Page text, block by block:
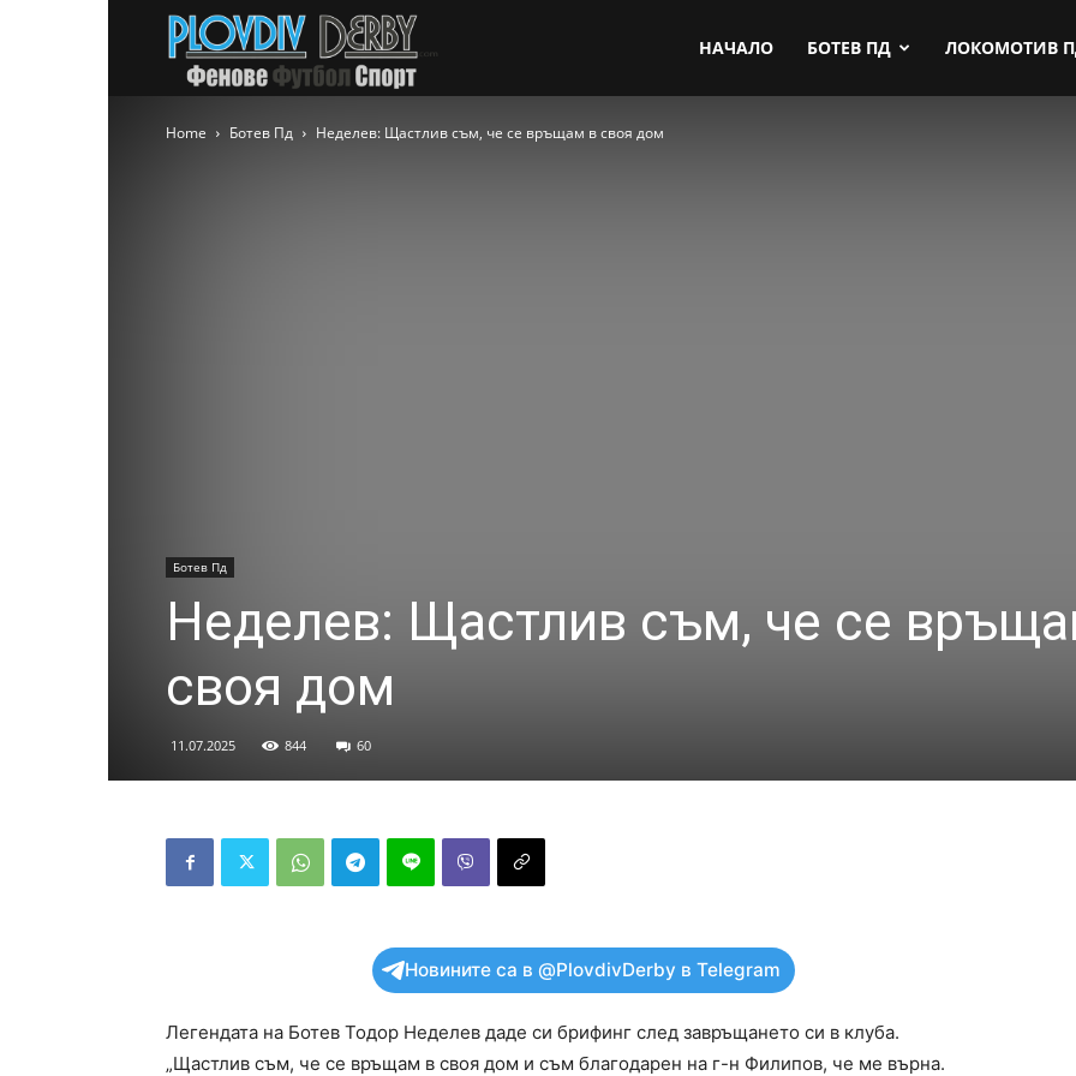
НАЧАЛО БОТЕВ ПД ЛОКОМОТИВ
Home Ботев Пд Неделев: Щастлив съм, че се връщам в своя дом
Ботев Пд
Неделев: Щастлив съм, че се
своя дом
11.07.2025 844 60
Новините са в @PlovdivDerby в Telegram
Легендата на Ботев Тодор Неделев даде си брифинг след завръщането си в клуба.
„Щастлив съм, че се връщам в своя дом и съм благодарен на г-н Филипов, че ме върна.